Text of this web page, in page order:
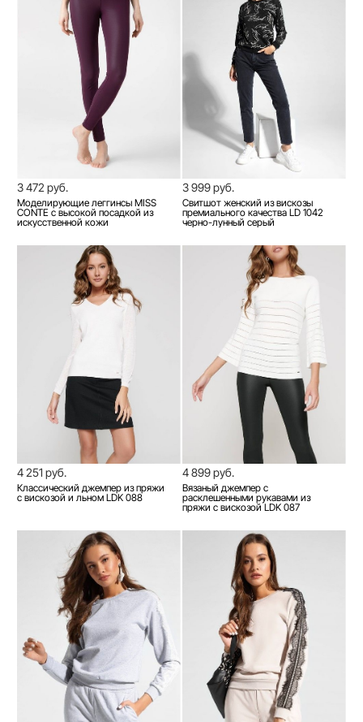
3 472 руб.
Моделирующие леггинсы MISS
CONTE с высокой посадкой из
искусственной кожи
3 999 руб.
Свитшот женский из вискозы
премиального качества LD 1042
черно-лунный серый
4 251 руб.
Классический джемпер из пряжи
с вискозой и льном LDK 088
4 899 руб.
Вязаный джемпер с
расклешенными рукавами из
пряжи с вискозой LDK 087